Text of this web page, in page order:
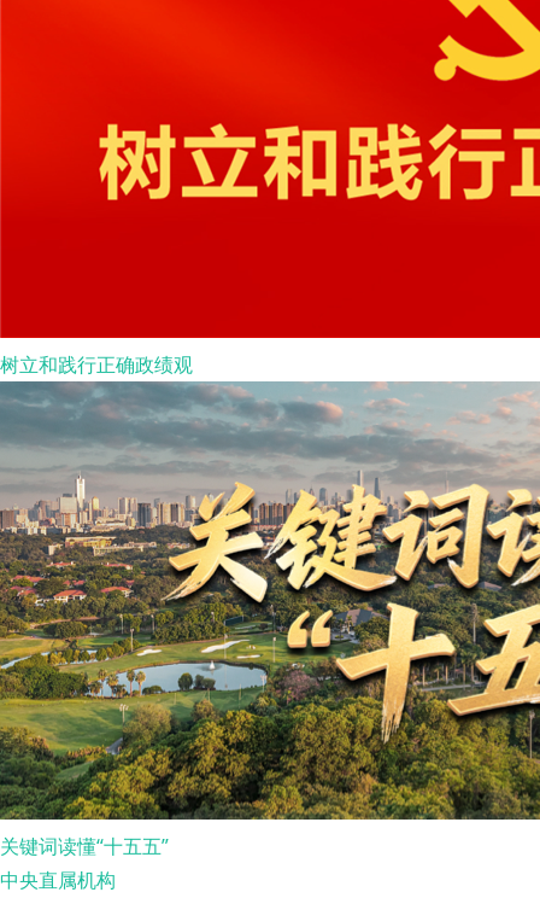
树立和践行正确政绩观
关键词读懂“十五五”
中央直属机构